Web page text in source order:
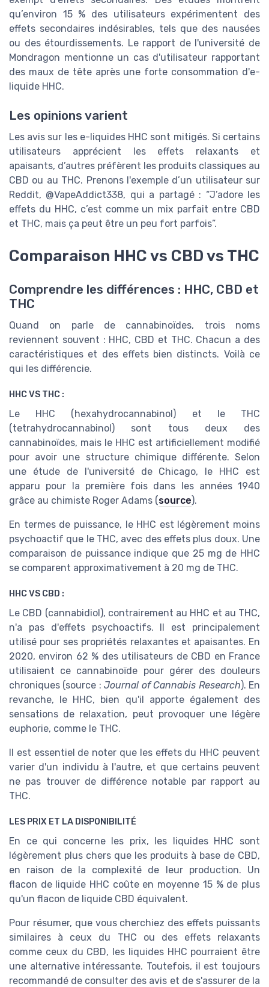
qu’environ 15 % des utilisateurs expérimentent des
effets secondaires indésirables, tels que des nausées
ou des étourdissements. Le rapport de l'université de
Mondragon mentionne un cas d'utilisateur rapportant
des maux de tête après une forte consommation d'e-
liquide HHC.
Les opinions varient
Les avis sur les e-liquides HHC sont mitigés. Si certains
utilisateurs apprécient les effets relaxants et
apaisants, d’autres préfèrent les produits classiques au
CBD ou au THC. Prenons l'exemple d’un utilisateur sur
Reddit, @VapeAddict338, qui a partagé : “J’adore les
effets du HHC, c’est comme un mix parfait entre CBD
et THC, mais ça peut être un peu fort parfois”.
Comparaison HHC vs CBD vs THC
Comprendre les différences : HHC, CBD et
THC
Quand on parle de cannabinoïdes, trois noms
reviennent souvent : HHC, CBD et THC. Chacun a des
caractéristiques et des effets bien distincts. Voilà ce
qui les différencie.
HHC VS THC :
Le HHC (hexahydrocannabinol) et le THC
(tetrahydrocannabinol) sont tous deux des
cannabinoïdes, mais le HHC est artificiellement modifié
pour avoir une structure chimique différente. Selon
une étude de l'université de Chicago, le HHC est
apparu pour la première fois dans les années 1940
grâce au chimiste Roger Adams (source).
En termes de puissance, le HHC est légèrement moins
psychoactif que le THC, avec des effets plus doux. Une
comparaison de puissance indique que 25 mg de HHC
se comparent approximativement à 20 mg de THC.
HHC VS CBD :
Le CBD (cannabidiol), contrairement au HHC et au THC,
n'a pas d'effets psychoactifs. Il est principalement
utilisé pour ses propriétés relaxantes et apaisantes. En
2020, environ 62 % des utilisateurs de CBD en France
utilisaient ce cannabinoïde pour gérer des douleurs
chroniques (source :Journal of Cannabis Research). En
revanche, le HHC, bien qu'il apporte également des
sensations de relaxation, peut provoquer une légère
euphorie, comme le THC.
Il est essentiel de noter que les effets du HHC peuvent
varier d'un individu à l'autre, et que certains peuvent
ne pas trouver de différence notable par rapport au
THC.
LES PRIX ET LA DISPONIBILITÉ
En ce qui concerne les prix, les liquides HHC sont
légèrement plus chers que les produits à base de CBD,
en raison de la complexité de leur production. Un
flacon de liquide HHC coûte en moyenne 15 % de plus
qu'un flacon de liquide CBD équivalent.
Pour résumer, que vous cherchiez des effets puissants
similaires à ceux du THC ou des effets relaxants
comme ceux du CBD, les liquides HHC pourraient être
une alternative intéressante. Toutefois, il est toujours
recommandé de consulter des avis et de s'assurer de la